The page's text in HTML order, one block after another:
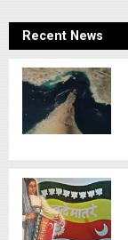
Recent News